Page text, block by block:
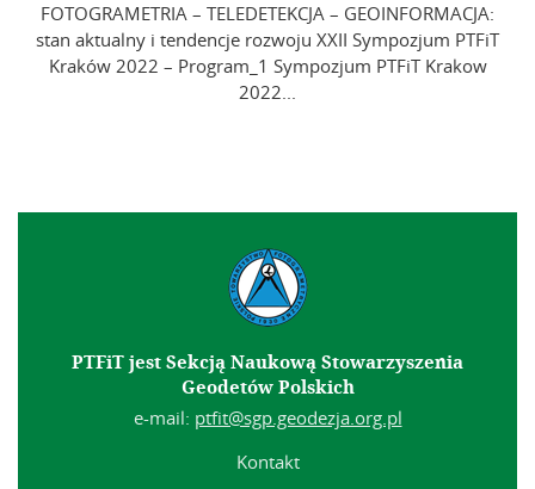
FOTOGRAMETRIA – TELEDETEKCJA – GEOINFORMACJA:
stan aktualny i tendencje rozwoju XXII Sympozjum PTFiT
Kraków 2022 – Program_1 Sympozjum PTFiT Krakow
2022...
PTFiT jest Sekcją Naukową Stowarzyszenia
Geodetów Polskich
e-mail: ptfit@sgp.geodezja.org.pl
Kontakt